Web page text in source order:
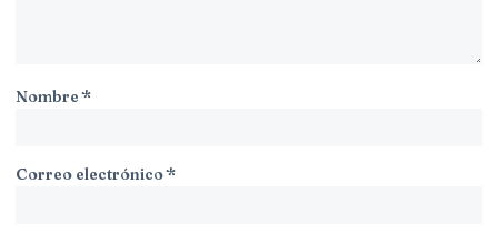
Nombre*
Correo electrónico*